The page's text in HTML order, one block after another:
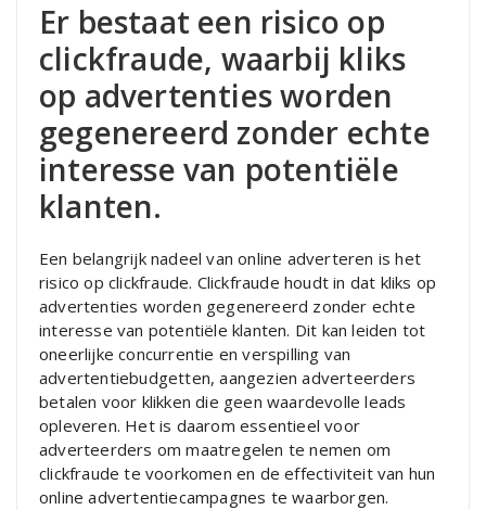
Er bestaat een risico op
clickfraude, waarbij kliks
op advertenties worden
gegenereerd zonder echte
interesse van potentiële
klanten.
Een belangrijk nadeel van online adverteren is het
risico op clickfraude. Clickfraude houdt in dat kliks op
advertenties worden gegenereerd zonder echte
interesse van potentiële klanten. Dit kan leiden tot
oneerlijke concurrentie en verspilling van
advertentiebudgetten, aangezien adverteerders
betalen voor klikken die geen waardevolle leads
opleveren. Het is daarom essentieel voor
adverteerders om maatregelen te nemen om
clickfraude te voorkomen en de effectiviteit van hun
online advertentiecampagnes te waarborgen.